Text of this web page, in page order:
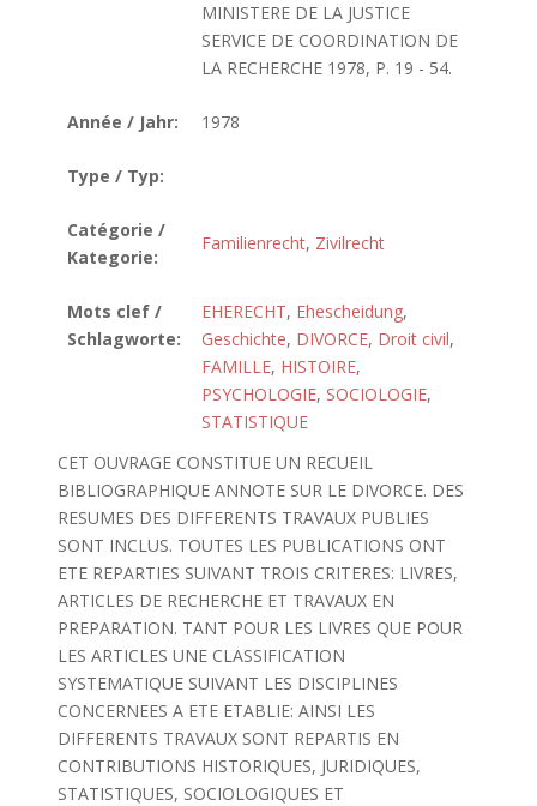
MINISTERE DE LA JUSTICE
SERVICE DE COORDINATION DE
LA RECHERCHE 1978, P. 19 - 54.
Année / Jahr: 1978
Type / Typ:
Catégorie /
Kategorie:
Familienrecht, Zivilrecht
Mots clef /
Schlagworte:
EHERECHT, Ehescheidung,
Geschichte, DIVORCE, Droit civil,
FAMILLE, HISTOIRE,
PSYCHOLOGIE, SOCIOLOGIE,
STATISTIQUE
CET OUVRAGE CONSTITUE UN RECUEIL
BIBLIOGRAPHIQUE ANNOTE SUR LE DIVORCE. DES
RESUMES DES DIFFERENTS TRAVAUX PUBLIES
SONT INCLUS. TOUTES LES PUBLICATIONS ONT
ETE REPARTIES SUIVANT TROIS CRITERES: LIVRES,
ARTICLES DE RECHERCHE ET TRAVAUX EN
PREPARATION. TANT POUR LES LIVRES QUE POUR
LES ARTICLES UNE CLASSIFICATION
SYSTEMATIQUE SUIVANT LES DISCIPLINES
CONCERNEES A ETE ETABLIE: AINSI LES
DIFFERENTS TRAVAUX SONT REPARTIS EN
CONTRIBUTIONS HISTORIQUES, JURIDIQUES,
STATISTIQUES, SOCIOLOGIQUES ET